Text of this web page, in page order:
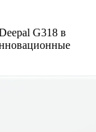
G318 в